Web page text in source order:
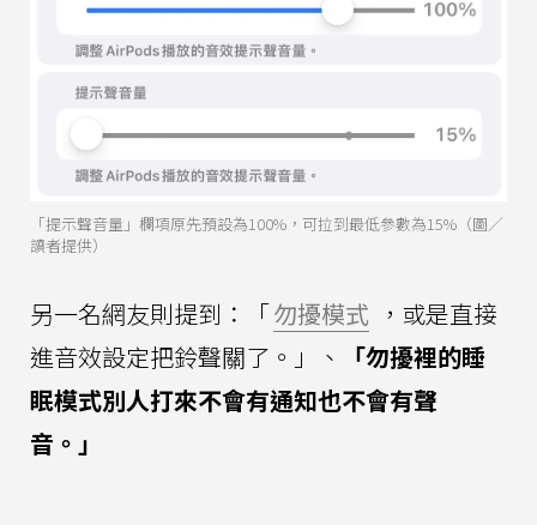
「提示聲音量」欄項原先預設為100%，可拉到最低參數為15%（圖／
讀者提供）
另一名網友則提到：「勿擾模式 ，或是直接
進音效設定把鈴聲關了。」、
「勿擾裡的睡
眠模式別人打來不會有通知也不會有聲
音。」